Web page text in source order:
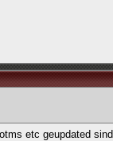
etc geupdated sind